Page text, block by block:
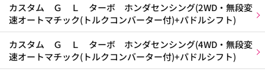
カスタム Ｇ Ｌ ターボ ホンダセンシング(2WD・無段変
速オートマチック(トルクコンバーター付)+パドルシフト)
カスタム Ｇ Ｌ ターボ ホンダセンシング(4WD・無段変
速オートマチック(トルクコンバーター付)+パドルシフト)